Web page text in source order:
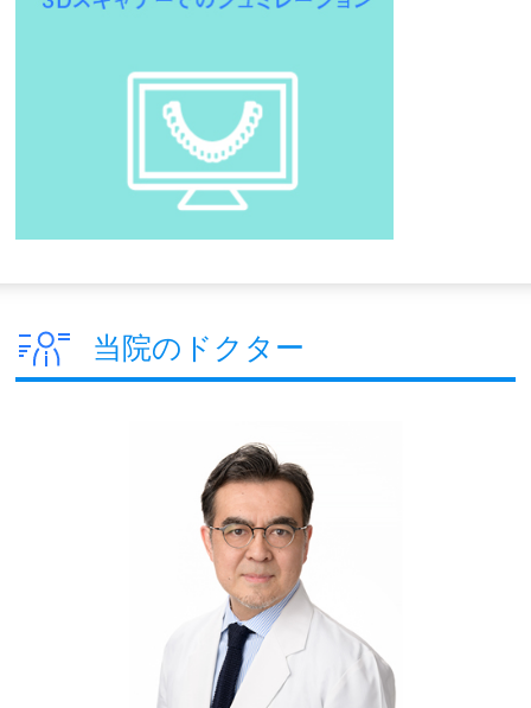
当院のドクター